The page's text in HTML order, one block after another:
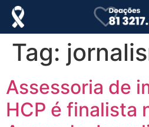
Tag:
Assessoria de
HCP é finalista